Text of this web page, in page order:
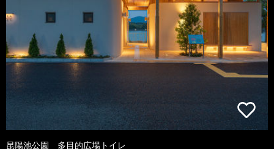
昆陽池公園 多目的広場トイレ